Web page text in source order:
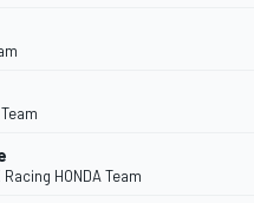
Racing HONDA Team